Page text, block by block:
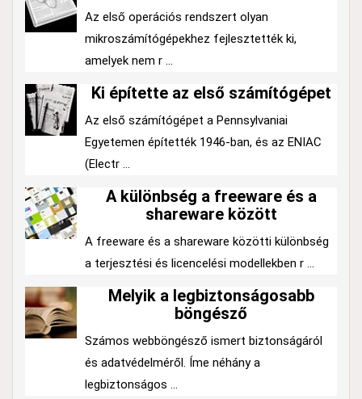
Az első operációs rendszert olyan
mikroszámítógépekhez fejlesztették ki,
amelyek nem r ...
Ki építette az első számítógépet
Az első számítógépet a Pennsylvaniai
Egyetemen építették 1946-ban, és az ENIAC
(Electr ...
A különbség a freeware és a
shareware között
A freeware és a shareware közötti különbség
a terjesztési és licencelési modellekben r ...
Melyik a legbiztonságosabb
böngésző
Számos webböngésző ismert biztonságáról
és adatvédelméről. Íme néhány a
legbiztonságos ...